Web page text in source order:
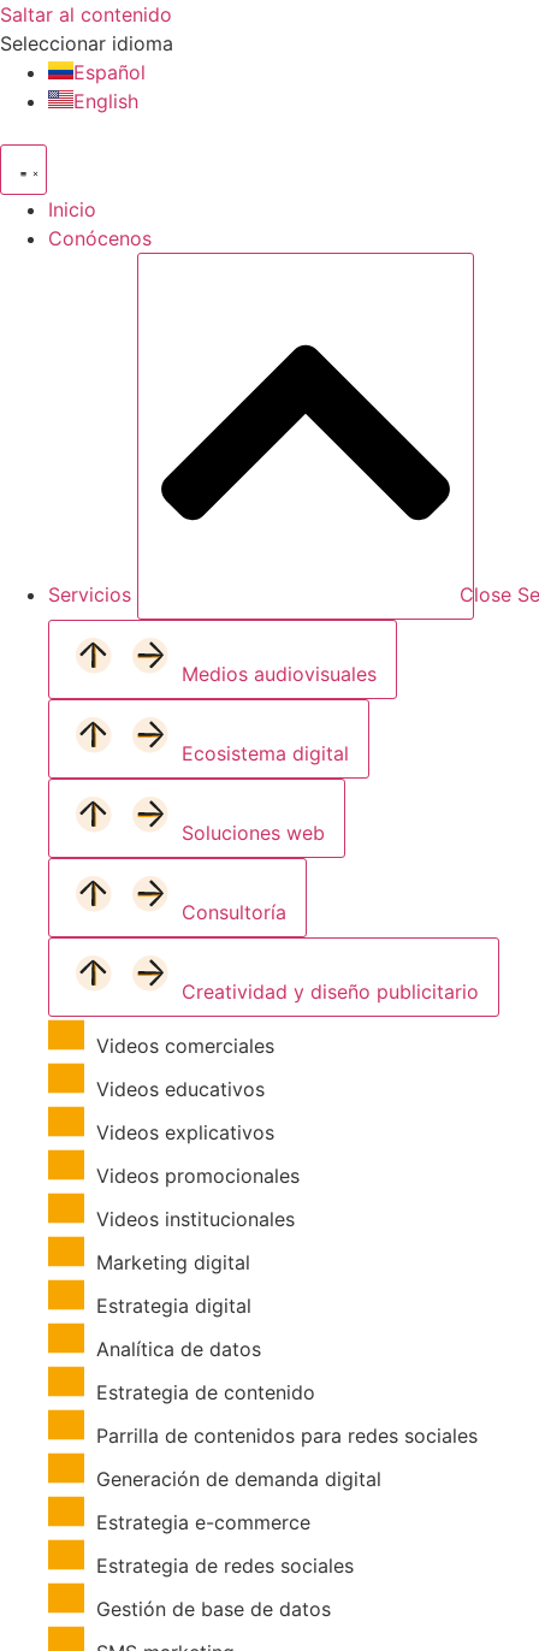
Saltar al contenido
Seleccionar idioma
Español
English
Inicio
Conócenos
Servicios Close
Medios audiovisuales
Ecosistema digital
Soluciones web
Consultoría
Creatividad y diseño publicitario
Videos comerciales
Videos educativos
Videos explicativos
Videos promocionales
Videos institucionales
Marketing digital
Estrategia digital
Analítica de datos
Estrategia de contenido
Parrilla de contenidos para redes sociales
Generación de demanda digital
Estrategia e-commerce
Estrategia de redes sociales
Gestión de base de datos